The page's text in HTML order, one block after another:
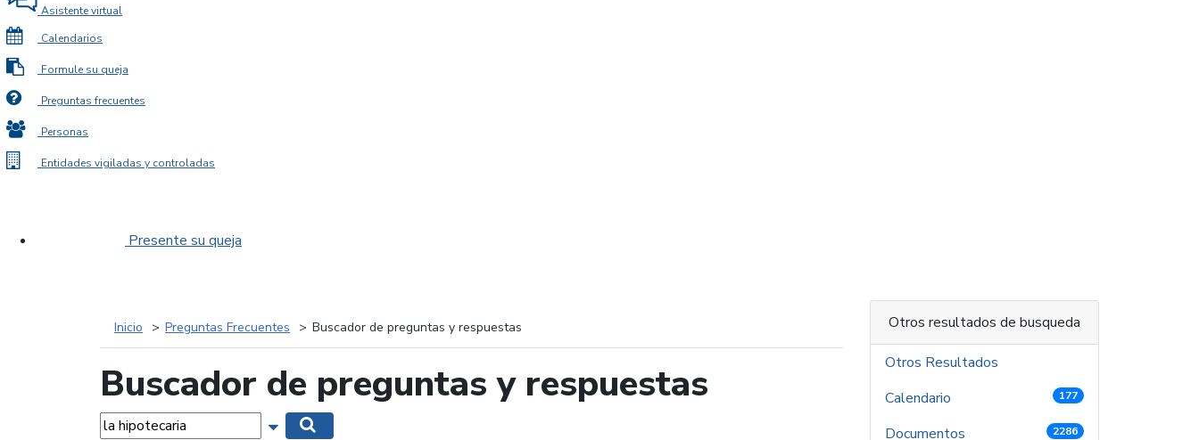
Asistente virtual
Calendarios
Formule su queja
Preguntas frecuentes
Personas
Entidades vigiladas y controladas
Presente su queja
Inicio Preguntas Frecuentes Buscador de preguntas y respuestas
Buscador de preguntas y respuestas
Palabras... Mostrar opciones de búsqueda
Otros resultados de busqueda
Otros Resultados
Calendario
177
Documentos 2286